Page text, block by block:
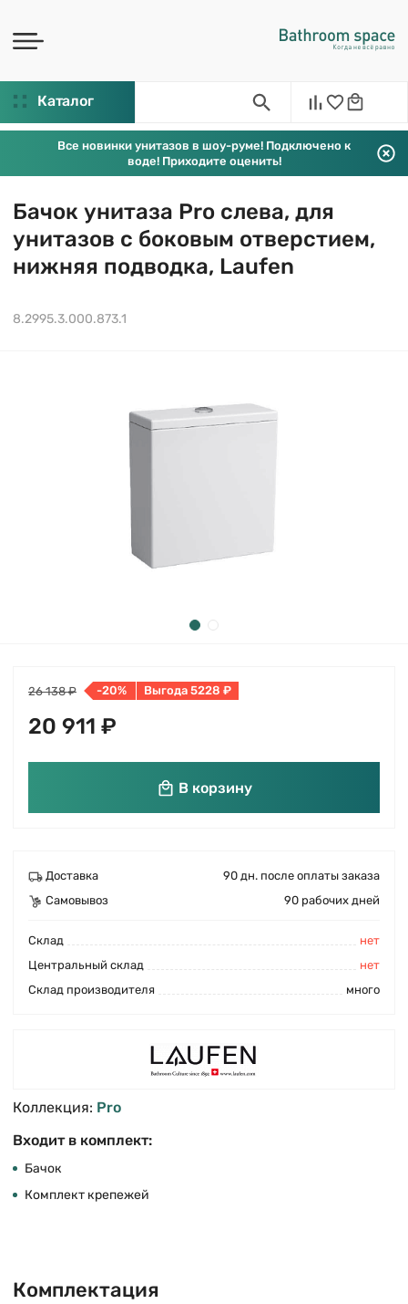
Каталог
Все новинки унитазов в шоу-руме! Подключено к
воде! Приходите оценить!
Бачок унитаза Pro слева, для
унитазов с боковым отверстием,
нижняя подводка, Laufen
8.2995.3.000.873.1
26 138 ₽ -20% Выгода 5228 ₽
20 911 ₽
В корзину
Доставка
90 дн. после оплаты заказа
Самовывоз
90 рабочих дней
Cклад
нет
Центральный склад
нет
Склад производителя
много
Коллекция: Pro
Входит в комплект:
Бачок
Комплект крепежей
Комплектация